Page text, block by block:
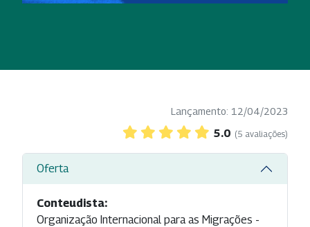
Lançamento: 12/04/2023
5.0 (5 avaliações)
Oferta
Conteudista:
Organização Internacional para as Migrações -